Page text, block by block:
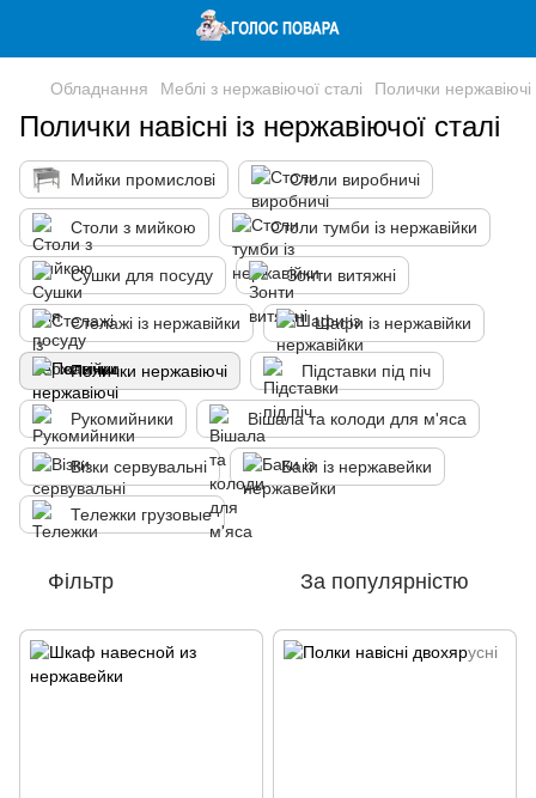
Обладнання Меблі з нержавіючої сталі Полички нержавіючі
Полички навісні із нержавіючої сталі
Мийки промислові Столи виробничі
Столи з мийкою Столи тумби із нержавійки
Сушки для посуду Зонти витяжні
Стелажі із нержавійки Шафи із нержавійки
Полички нержавіючі Підставки під піч
Рукомийники Вішала та колоди для м'яса
Візки сервувальні Баки із нержавейки
Тележки грузовые
Фільтр За популярністю